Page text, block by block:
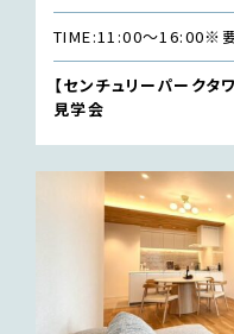
TIME:11:00〜16:00※
【センチュリーパークタ
見学会